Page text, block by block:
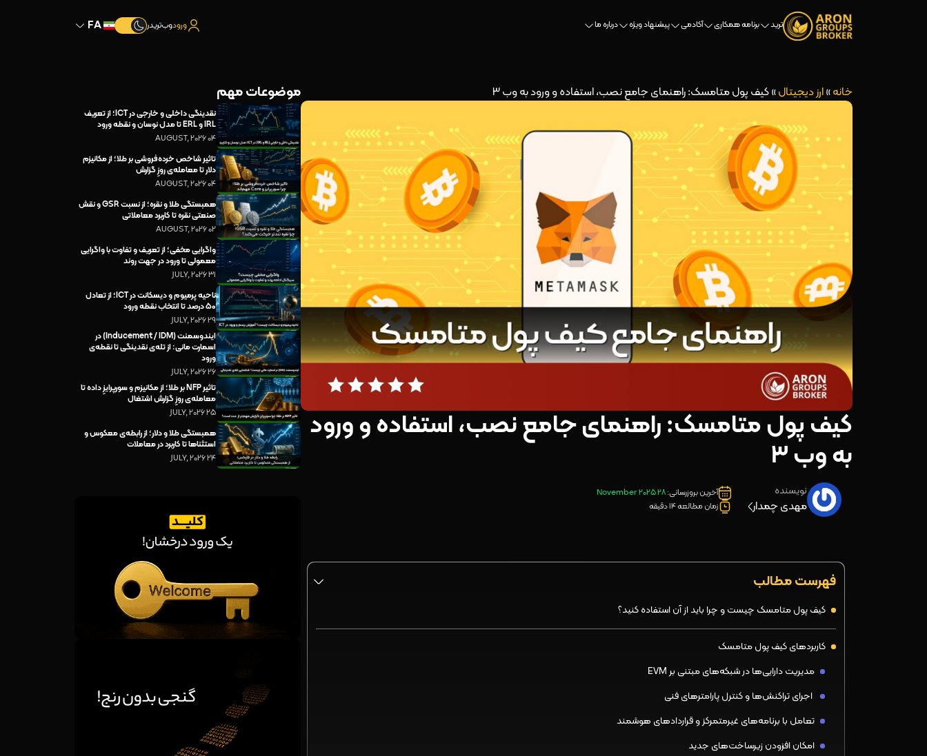
ترید برنامه همکاری آکادمی پیشنهاد ویژه درباره ما ورودوب‌تریدر
خانه»ارز دیجیتال»کیف پول متامسک: راهنمای جامع نصب، استفاده و ورود به وب ۳
کیف پول متامسک: راهنمای جامع نصب، استفاده و ورود
به وب ۳
نویسنده
مهدی چمدار
آخرین بروزرسانی:28 November 2025
زمان مطالعه 14 دقیقه
فهرست مطالب
کیف پول متامسک چیست و چرا باید از آن استفاده کنید؟
کاربردهای کیف پول متامسک
مدیریت دارایی‌ها در شبکه‌های مبتنی بر EVM
اجرای تراکنش‌ها و کنترل پارامترهای فنی
تعامل با برنامه‌های غیرمتمرکز و قراردادهای هوشمند
امکان افزودن زیرساخت‌های جدید
موضوعات مهم
نقدینگی داخلی و خارجی در ICT؛ از تعریف
IRL و ERL تا مدل نوسان و نقطه ورود
04 AUGUST, 2026
تاثیر شاخص خرده‌فروشی بر طلا؛ از مکانیزم
دلار تا معامله‌ی روزِ گزارش
04 AUGUST, 2026
همبستگی طلا و نقره؛ از نسبت GSR و نقش
صنعتی نقره تا کاربرد معاملاتی
02 AUGUST, 2026
واگرایی مخفی؛ از تعریف و تفاوت با واگرایی
معمولی تا ورود در جهت روند
31 JULY, 2026
ناحیه پرمیوم و دیسکانت در ICT؛ از تعادل
۵۰ درصد تا انتخاب نقطه ورود
29 JULY, 2026
ایندوسمنت (Inducement / IDM) در
اسمارت مانی: از تله‌ی نقدینگی تا نقطه‌ی
ورود
26 JULY, 2026
تاثیر NFP بر طلا؛ از مکانیزم و سورپرایزِ داده تا
معامله‌ی روزِ گزارش اشتغال
25 JULY, 2026
همبستگی طلا و دلار؛ از رابطه‌ی معکوس و
استثناها تا کاربرد در معاملات
24 JULY, 2026